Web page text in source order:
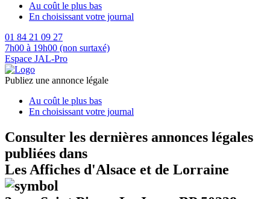
Au coût le plus bas
En choisissant votre journal
01 84 21 09 27
7h00 à 19h00 (non surtaxé)
Espace JAL-Pro
Publiez une annonce légale
Au coût le plus bas
En choisissant votre journal
Consulter les dernières annonces légales
publiées dans
Les Affiches d'Alsace et de Lorraine